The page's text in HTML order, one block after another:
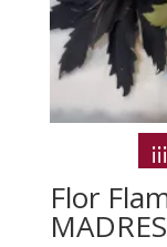
Flor